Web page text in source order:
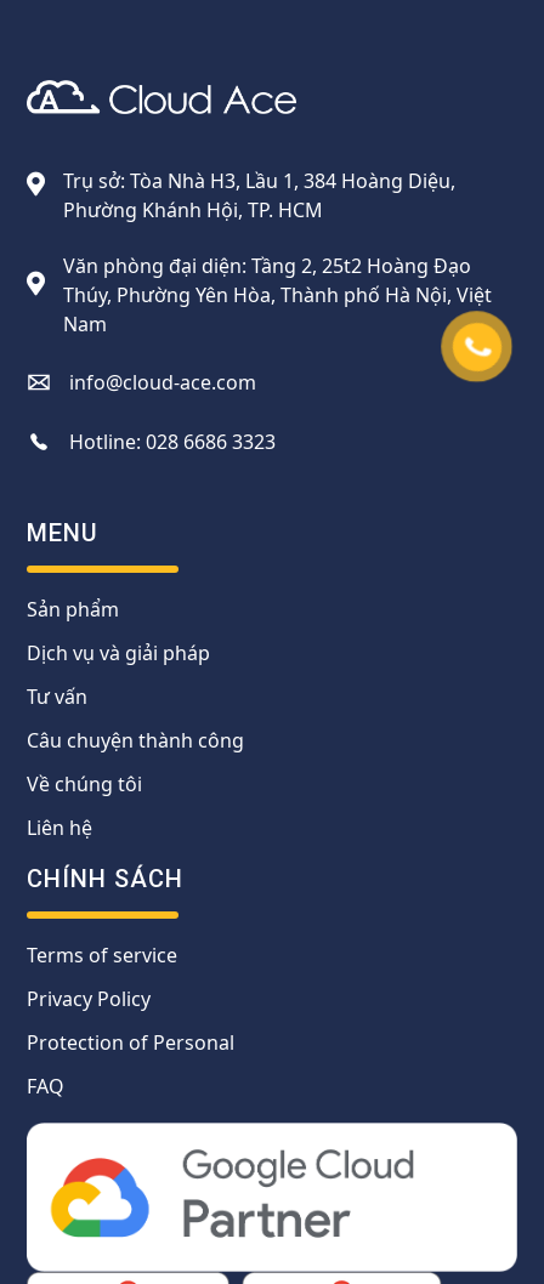
Trụ sở: Tòa Nhà H3, Lầu 1, 384 Hoàng Diệu,
Phường Khánh Hội, TP. HCM
Văn phòng đại diện: Tầng 2, 25t2 Hoàng Đạo
Thúy, Phường Yên Hòa, Thành phố Hà Nội, Việt
Nam
info@cloud-ace.com
Hotline:028 6686 3323
MENU
Sản phẩm
Dịch vụ và giải pháp
Tư vấn
Câu chuyện thành công
Về chúng tôi
Liên hệ
CHÍNH SÁCH
Terms of service
Privacy Policy
Protection of Personal
FAQ